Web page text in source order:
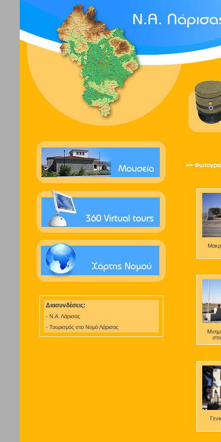
Διασυνδέσεις:
- Ν.Α. Λάρισας
- Τουρισμός στο Νομό Λάρισας
>>